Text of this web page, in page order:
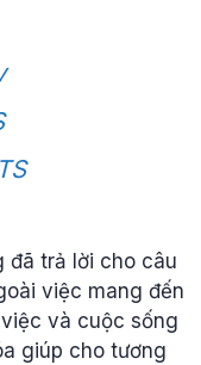
đã trả lời cho câu
việc mang đến
và cuộc sống
giúp cho tương